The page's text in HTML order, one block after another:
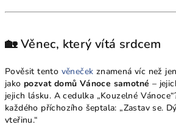
🏡 Věnec, který vítá srdcem
Pověsit tento věneček znamená víc než
jako pozvat domů Vánoce samotné –
jejich lásku. A cedulka „Kouzelné
každého příchozího šeptala: „Zastav se.
vteřinu.“